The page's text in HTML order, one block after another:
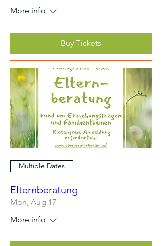
More info
Buy Tickets
Multiple Dates
Elternberatung
Mon, Aug 17
More info